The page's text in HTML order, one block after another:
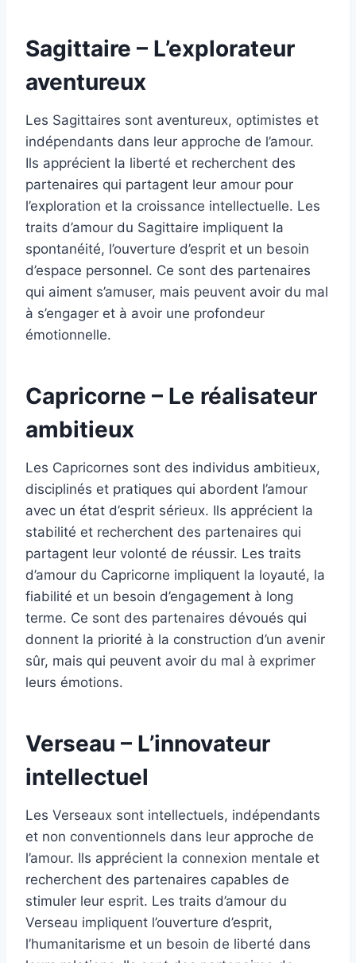
Sagittaire – L’explorateur
aventureux
Les Sagittaires sont aventureux, optimistes et
indépendants dans leur approche de l’amour.
Ils apprécient la liberté et recherchent des
partenaires qui partagent leur amour pour
l’exploration et la croissance intellectuelle. Les
traits d’amour du Sagittaire impliquent la
spontanéité, l’ouverture d’esprit et un besoin
d’espace personnel. Ce sont des partenaires
qui aiment s’amuser, mais peuvent avoir du mal
à s’engager et à avoir une profondeur
émotionnelle.
Capricorne – Le réalisateur
ambitieux
Les Capricornes sont des individus ambitieux,
disciplinés et pratiques qui abordent l’amour
avec un état d’esprit sérieux. Ils apprécient la
stabilité et recherchent des partenaires qui
partagent leur volonté de réussir. Les traits
d’amour du Capricorne impliquent la loyauté, la
fiabilité et un besoin d’engagement à long
terme. Ce sont des partenaires dévoués qui
donnent la priorité à la construction d’un avenir
sûr, mais qui peuvent avoir du mal à exprimer
leurs émotions.
Verseau – L’innovateur
intellectuel
Les Verseaux sont intellectuels, indépendants
et non conventionnels dans leur approche de
l’amour. Ils apprécient la connexion mentale et
recherchent des partenaires capables de
stimuler leur esprit. Les traits d’amour du
Verseau impliquent l’ouverture d’esprit,
l’humanitarisme et un besoin de liberté dans